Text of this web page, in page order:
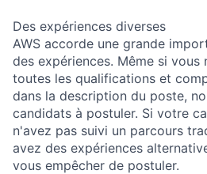
Des expériences diverses
AWS accorde une grande
des expériences. Même si vous
toutes les qualifications et
dans la description du poste,
candidats à postuler. Si votre
n'avez pas suivi un parcours
avez des expériences
vous empêcher de postuler.